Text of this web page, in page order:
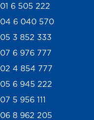
6 505 222
6 040 570
3 852 333
6 976 777
4 854 777
6 945 222
5 956 111
8 962 205